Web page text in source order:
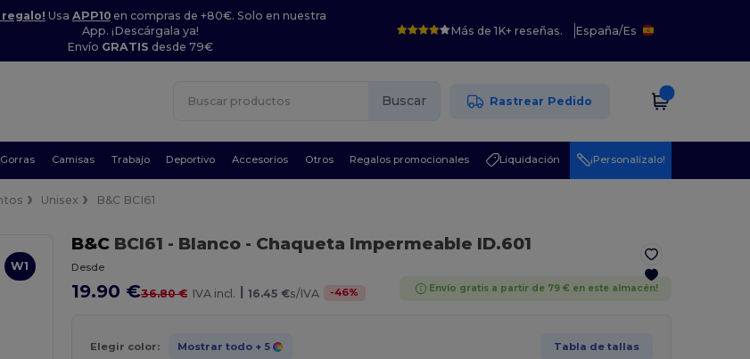
regalo! Usa APP10en compras de +80€. Solo en nuestra
App. ¡Descárgala ya!
Envío GRATIS desde 79€
Más de 1K+ reseñas. España/Es
Buscar Rastrear Pedido
Gorras Camisas Trabajo Deportivo Accesorios Otros Regalos promocionales Liquidación ¡Personalízalo!
Unisex B&C BCI61
W1
B&CBCI61 - Blanco- Chaqueta Impermeable ID.601
Desde
19.90 €36.80 € IVA incl. | 16.45 €s/IVA -46% Envío gratis a partir de 79 € en este almacén!
Elegir color: Mostrar todo + 5 Tabla de tallas